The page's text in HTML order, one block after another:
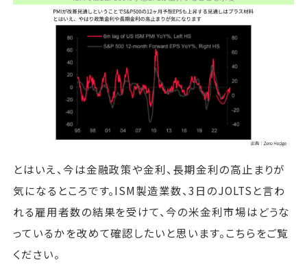
とはいえ、今は金融政策や金利、長期金利の高止まりが
気になるところです。ISM製造業数、3日のJOLTSと言わ
れる雇用者数の結果を受けて、今の米金利市場はどうな
っているかを改めて確認したいと思います。こちらをご覧
ください。